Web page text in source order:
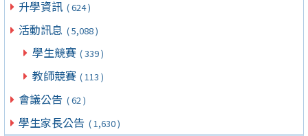
升學資訊 ( 624 )
活動訊息 ( 5,088 )
學生競賽 ( 339 )
教師競賽 ( 113 )
會議公告 ( 62 )
學生家長公告 ( 1,630 )